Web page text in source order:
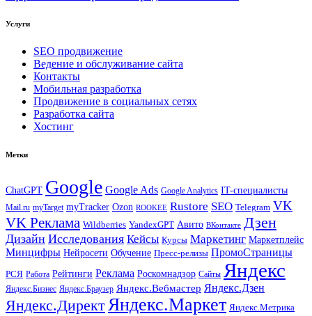
Услуги
SEO продвижение
Ведение и обслуживание сайта
Контакты
Мобильная разработка
Продвижение в социальных сетях
Разработка сайта
Хостинг
Метки
ChatGPT Google Google Ads Google Analytics IT-специалисты
Mail.ru myTarget myTracker Ozon ROOKEE Rustore SEO Telegram VK
VK Реклама Wildberries YandexGPT Авито ВКонтакте Дзен
Дизайн Исследования Кейсы Курсы Маркетинг Маркетплейс
Минцифры Нейросети Обучение Пресс-релизы ПромоСтраницы
РСЯ Работа Рейтинги Реклама Роскомнадзор Сайты Яндекс
Яндекс.Бизнес Яндекс.Браузер Яндекс.Вебмастер Яндекс.Дзен
Яндекс.ДиректЯндекс.Маркет Яндекс.Метрика